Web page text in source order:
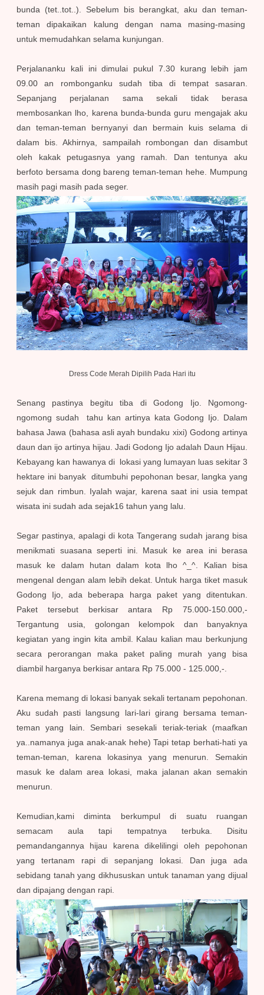
bunda (tet..tot..). Sebelum bis berangkat, aku dan teman-
teman dipakaikan kalung dengan nama masing-masing
untuk memudahkan selama kunjungan.
Perjalananku kali ini dimulai pukul 7.30 kurang lebih jam
09.00 an rombonganku sudah tiba di tempat sasaran.
Sepanjang perjalanan sama sekali tidak berasa
membosankan lho, karena bunda-bunda guru mengajak aku
dan teman-teman bernyanyi dan bermain kuis selama di
dalam bis. Akhirnya, sampailah rombongan dan disambut
oleh kakak petugasnya yang ramah. Dan tentunya aku
berfoto bersama dong bareng teman-teman hehe. Mumpung
masih pagi masih pada seger.
Dress Code Merah Dipilih Pada Hari itu
Senang pastinya begitu tiba di Godong Ijo. Ngomong-
ngomong sudah tahu kan artinya kata Godong Ijo. Dalam
bahasa Jawa (bahasa asli ayah bundaku xixi) Godong artinya
daun dan ijo artinya hijau. Jadi Godong Ijo adalah Daun Hijau.
Kebayang kan hawanya di lokasi yang lumayan luas sekitar 3
hektare ini banyak ditumbuhi pepohonan besar, langka yang
sejuk dan rimbun. Iyalah wajar, karena saat ini usia tempat
wisata ini sudah ada sejak16 tahun yang lalu.
Segar pastinya, apalagi di kota Tangerang sudah jarang bisa
menikmati suasana seperti ini. Masuk ke area ini berasa
masuk ke dalam hutan dalam kota lho ^_^. Kalian bisa
mengenal dengan alam lebih dekat. Untuk harga tiket masuk
Godong Ijo, ada beberapa harga paket yang ditentukan.
Paket tersebut berkisar antara Rp 75.000-150.000,-
Tergantung usia, golongan kelompok dan banyaknya
kegiatan yang ingin kita ambil. Kalau kalian mau berkunjung
secara perorangan maka paket paling murah yang bisa
diambil harganya berkisar antara Rp 75.000 - 125.000,-.
Karena memang di lokasi banyak sekali tertanam pepohonan.
Aku sudah pasti langsung lari-lari girang bersama teman-
teman yang lain. Sembari sesekali teriak-teriak (maafkan
ya..namanya juga anak-anak hehe) Tapi tetap berhati-hati ya
teman-teman, karena lokasinya yang menurun. Semakin
masuk ke dalam area lokasi, maka jalanan akan semakin
menurun.
Kemudian,kami diminta berkumpul di suatu ruangan
semacam aula tapi tempatnya terbuka. Disitu
pemandangannya hijau karena dikelilingi oleh pepohonan
yang tertanam rapi di sepanjang lokasi. Dan juga ada
sebidang tanah yang dikhususkan untuk tanaman yang dijual
dan dipajang dengan rapi.